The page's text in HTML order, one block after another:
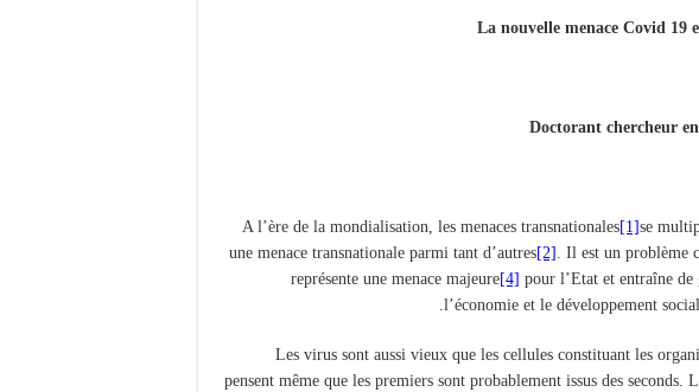
La nouvelle menace Covid 19
A l’ère de la mondialisation, les menaces transnationales[1]se
une menace transnationale parmi tant d’autres[2] . Il est un problème
représente une menace majeure[4] pour l’Etat et entraîne de
l’économie et le développement
Les virus sont aussi vieux que les cellules constituant les
pensent même que les premiers sont probablement issus des